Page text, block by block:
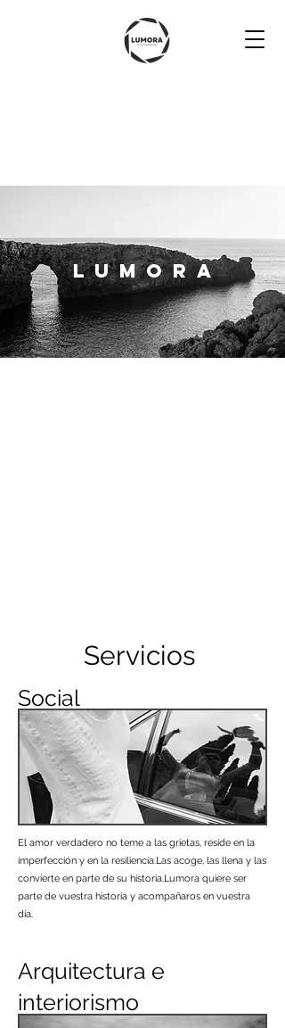
lumora
Servicios
Social
El amor verdadero no teme a las grietas, reside en la
imperfección y en la resiliencia.Las acoge, las llena y las
convierte en parte de su historia.Lumora quiere ser
parte de vuestra historia y acompañaros en vuestra
día.
Arquitectura e
interiorismo